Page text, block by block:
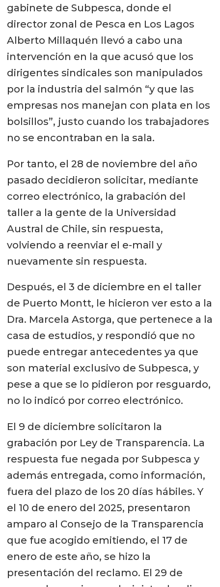
gabinete de Subpesca, donde el
director zonal de Pesca en Los Lagos
Alberto Millaquén llevó a cabo una
intervención en la que acusó que los
dirigentes sindicales son manipulados
por la industria del salmón “y que las
empresas nos manejan con plata en los
bolsillos”, justo cuando los trabajadores
no se encontraban en la sala.
Por tanto, el 28 de noviembre del año
pasado decidieron solicitar, mediante
correo electrónico, la grabación del
taller a la gente de la Universidad
Austral de Chile, sin respuesta,
volviendo a reenviar el e-mail y
nuevamente sin respuesta.
Después, el 3 de diciembre en el taller
de Puerto Montt, le hicieron ver esto a la
Dra. Marcela Astorga, que pertenece a la
casa de estudios, y respondió que no
puede entregar antecedentes ya que
son material exclusivo de Subpesca, y
pese a que se lo pidieron por resguardo,
no lo indicó por correo electrónico.
El 9 de diciembre solicitaron la
grabación por Ley de Transparencia. La
respuesta fue negada por Subpesca y
además entregada, como información,
fuera del plazo de los 20 días hábiles. Y
el 10 de enero del 2025, presentaron
amparo al Consejo de la Transparencia
que fue acogido emitiendo, el 17 de
enero de este año, se hizo la
presentación del reclamo. El 29 de